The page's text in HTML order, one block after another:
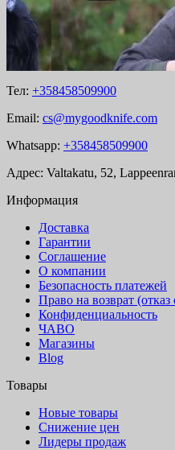
Тел: +358458509900
Email: cs@mygoodknife.com
Whatsapp: +358458509900
Адрес: Valtakatu, 52,
Информация
Доставка
Гарантии
Соглашение
О компании
Безопасность платежей
Право на возврат (отказ
Конфиденциальность
ЧАВО
Магазины
Blog
Товары
Новые товары
Снижение цен
Лидеры продаж